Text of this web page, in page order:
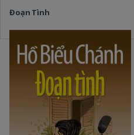
Đoạn Tình